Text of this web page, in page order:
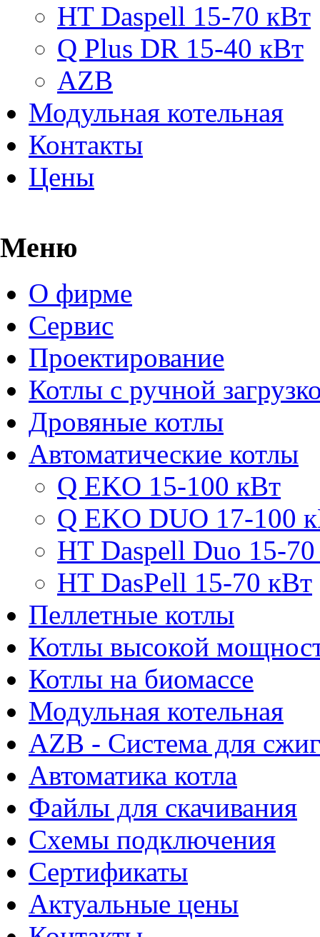
HT Daspell 15-70 кВт
Q Plus DR 15-40 кВт
AZB
Модульная котельная
Контакты
Цены
Меню
О фирме
Сервис
Проектирование
Котлы с ручной
Дровяные котлы
Автоматические котлы
Q EKO 15-100 кВт
Q EKO DUO 17-100
HT Daspell Duo 15-
HT DasPell 15-70 кВт
Пеллетные котлы
Котлы высокой
Котлы на биомассе
Модульная котельная
AZB - Система для
Автоматика котла
Файлы для скачивания
Схемы подключения
Сертификаты
Актуальные цены